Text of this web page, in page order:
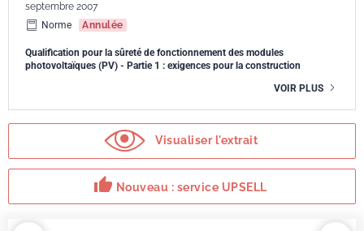
septembre 2007
Norme
Annulée
Qualification pour la sûreté de fonctionnement des modules
photovoltaïques (PV) - Partie 1 : exigences pour la construction
VOIR PLUS
Visualiser l'extrait
thumb_up Nouveau : service UPSELL